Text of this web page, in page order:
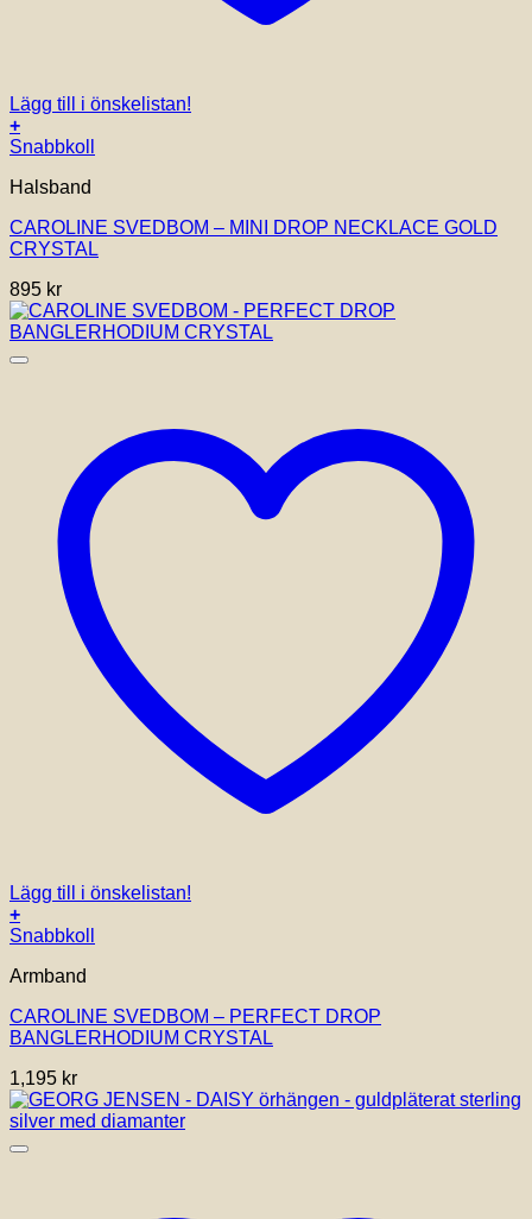
Lägg till i önskelistan!
+
Snabbkoll
Halsband
CAROLINE SVEDBOM – MINI DROP NECKLACE GOLD
CRYSTAL
895 kr
Lägg till i önskelistan!
+
Snabbkoll
Armband
CAROLINE SVEDBOM – PERFECT DROP
BANGLERHODIUM CRYSTAL
1,195 kr